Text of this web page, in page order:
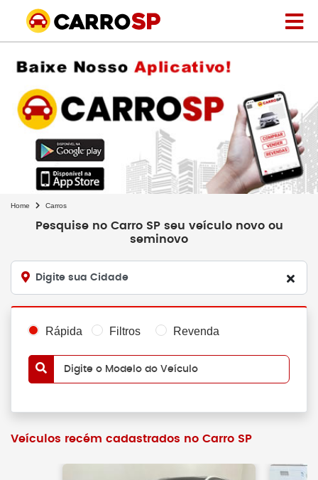
Home Carros
Pesquise no Carro SP seu veículo novo ou
seminovo
Digite sua Cidade
Rápida Filtros Revenda
Digite o Modelo do Veículo
Veículos recém cadastrados no Carro SP